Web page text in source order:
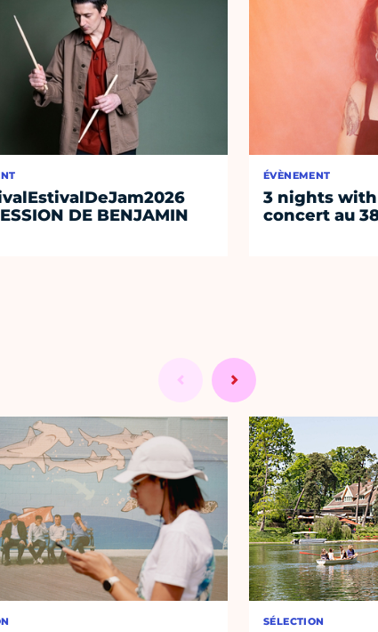
DE BENJAMIN
ÉVÈNEMENT
3 nights with
concert au
SÉLECTION